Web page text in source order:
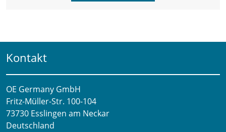
Kontakt
OE Germany GmbH
Fritz-Müller-Str. 100-104​
73730 Esslingen am Neckar​
Deutschland